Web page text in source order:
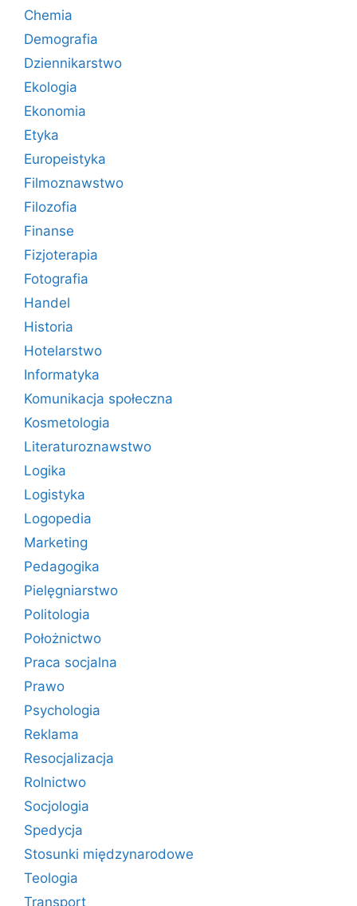
Chemia
Demografia
Dziennikarstwo
Ekologia
Ekonomia
Etyka
Europeistyka
Filmoznawstwo
Filozofia
Finanse
Fizjoterapia
Fotografia
Handel
Historia
Hotelarstwo
Informatyka
Komunikacja społeczna
Kosmetologia
Literaturoznawstwo
Logika
Logistyka
Logopedia
Marketing
Pedagogika
Pielęgniarstwo
Politologia
Położnictwo
Praca socjalna
Prawo
Psychologia
Reklama
Resocjalizacja
Rolnictwo
Socjologia
Spedycja
Stosunki międzynarodowe
Teologia
Transport